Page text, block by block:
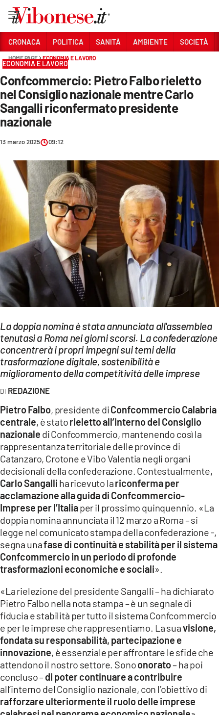
Sezioni
CRONACA
POLITICA
SANITÀ
AMBIENTE
SOCIETÀ
CULTURA
ECONOMIA E LAVORO
EVENTI
SPORT
Streaming
LAC TV
LAC ONAIR
LaC
Network
LACPLAY.IT
LACTV.IT
LACONAIR.IT
LACITYMAG.IT
ILREGGINO.IT
COSENZACHANNEL.IT
ILVIBONESE.IT
CATANZAROCHANNEL.IT
LACAPITALENEWS.IT
ANDROID
APPLE
CRONACA POLITICA SANITÀ AMBIENTE SOCIETÀ
HOME PAGE ECONOMIA E LAVORO
ECONOMIA E LAVORO
Confcommercio: Pietro Falbo rieletto
nel Consiglio nazionale mentre Carlo
Sangalli riconfermato presidente
nazionale
13 marzo 2025 09:12
La doppia nomina è stata annunciata all'assemblea
tenutasi a Roma nei giorni scorsi. La confederazione
concentrerà i propri impegni sui temi della
trasformazione digitale, sostenibilità e
miglioramento della competitività delle imprese
REDAZIONE
Pietro Falbo, presidente diConfcommercio Calabria
centrale, è statorieletto all’interno del Consiglio
nazionale di Confcommercio, mantenendo così la
rappresentanza territoriale delle province di
Catanzaro, Crotone e Vibo Valentia negli organi
decisionali della confederazione. Contestualmente,
Carlo Sangalli ha ricevuto lariconferma per
acclamazione alla guida di Confcommercio-
Imprese per l’Italiaper il prossimo quinquennio. «La
doppia nomina annunciata il 12 marzo a Roma – si
legge nel comunicato stampa della confederazione -,
segna unafase di continuità e stabilità per il sistema
Confcommercio in un periodo di profonde
trasformazioni economiche e sociali».
«La rielezione del presidente Sangalli – ha dichiarato
Pietro Falbo nella nota stampa – è un segnale di
fiducia e stabilità per tutto il sistema Confcommercio
e per le imprese che rappresentiamo. La suavisione,
fondata su responsabilità, partecipazione e
innovazione, è essenziale per affrontare le sfide che
attendono il nostro settore. Sonoonorato– ha poi
concluso –di poter continuare a contribuire
all’interno del Consiglio nazionale, con l’obiettivo di
rafforzare ulteriormente il ruolo delle imprese